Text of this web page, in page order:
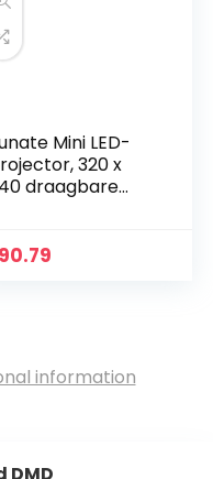
Mini LED-
320 x
draagbare
videofilm,
90.79
information
DMD